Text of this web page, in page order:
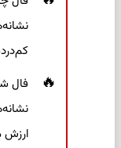
ارزش